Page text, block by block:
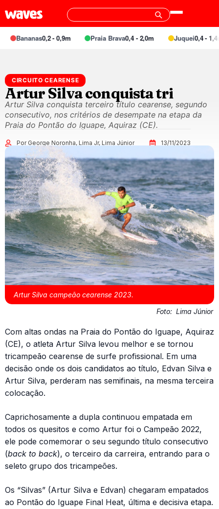
Bananas0,2 - 0,9m Praia Brava0,4 - 2,0m Juquei0,4 - 1,4m
CIRCUITO CEARENSE
Artur Silva conquista tri
Artur Silva conquista terceiro título cearense, segundo
consecutivo, nos critérios de desempate na etapa da
Praia do Pontão do Iguape, Aquiraz (CE).
Por George Noronha, Lima Jr, Lima Júnior 13/11/2023
Artur Silva campeão cearense 2023.
Foto: Lima Júnior
Com altas ondas na Praia do Pontão do Iguape, Aquiraz
(CE), o atleta Artur Silva levou melhor e se tornou
tricampeão cearense de surfe profissional. Em uma
decisão onde os dois candidatos ao título, Edvan Silva e
Artur Silva, perderam nas semifinais, na mesma terceira
colocação.
Caprichosamente a dupla continuou empatada em
todos os quesitos e como Artur foi o Campeão 2022,
ele pode comemorar o seu segundo título consecutivo
(back to back), o terceiro da carreira, entrando para o
seleto grupo dos tricampeões.
Os “Silvas” (Artur Silva e Edvan) chegaram empatados
ao Pontão do Iguape Final Heat, última e decisiva etapa.